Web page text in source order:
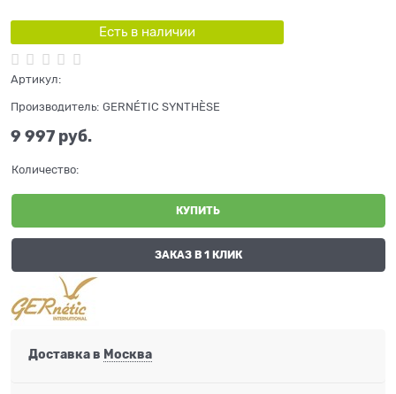
Есть в наличии
Артикул:
Производитель: GERNÉTIC SYNTHÈSE
9 997 руб.
Количество:
КУПИТЬ
ЗАКАЗ В 1 КЛИК
Доставка в Москва